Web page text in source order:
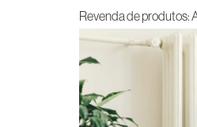
Revenda de produtos: